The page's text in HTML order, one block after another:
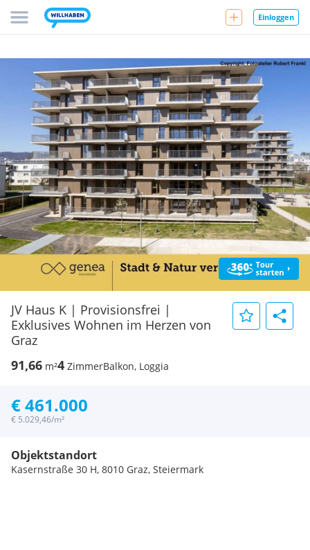
Einloggen
JV Haus K | Provisionsfrei |
Exklusives Wohnen im Herzen von
Graz
91,66 m²4 ZimmerBalkon, Loggia
€ 461.000
€ 5.029,46/m²
Objektstandort
Kasernstraße 30 H, 8010 Graz, Steiermark